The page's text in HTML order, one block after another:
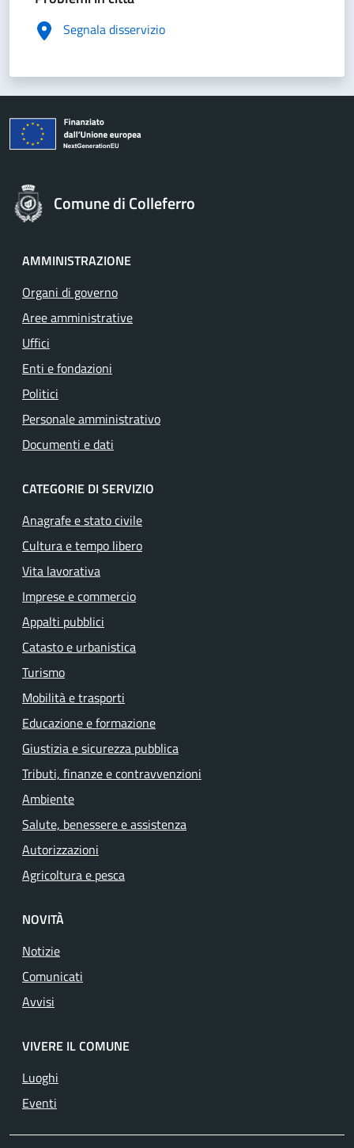
Segnala disservizio
Comune di Colleferro
AMMINISTRAZIONE
Organi di governo
Aree amministrative
Uffici
Enti e fondazioni
Politici
Personale amministrativo
Documenti e dati
CATEGORIE DI SERVIZIO
Anagrafe e stato civile
Cultura e tempo libero
Vita lavorativa
Imprese e commercio
Appalti pubblici
Catasto e urbanistica
Turismo
Mobilità e trasporti
Educazione e formazione
Giustizia e sicurezza pubblica
Tributi, finanze e contravvenzioni
Ambiente
Salute, benessere e assistenza
Autorizzazioni
Agricoltura e pesca
NOVITÀ
Notizie
Comunicati
Avvisi
VIVERE IL COMUNE
Luoghi
Eventi